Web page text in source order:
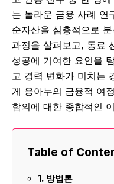
는 놀라운 금융 사례 연
순자산을 심층적으로
과정을 살펴보고, 동료
성공에 기여한 요인을
고 경력 변화가 미치는
게 응아누의 금융적 여
함의에 대한 종합적인
Table of
방법론